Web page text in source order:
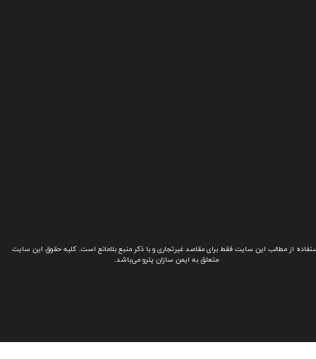
از مطالب این سایت فقط برای مقاصد غیرتجاری و با ذکر منبع بلامانع است. کلیه حقوق این سایت
متعلق به ایمن سازان پترو می‌باشد.